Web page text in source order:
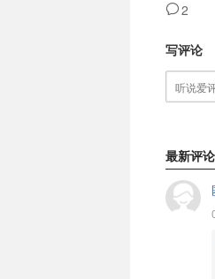
2
写评论
最新评论